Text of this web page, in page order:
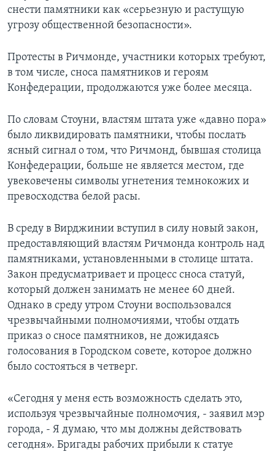
снести памятники как «серьезную и растущую
угрозу общественной безопасности».
Протесты в Ричмонде, участники которых требуют,
в том числе, сноса памятников и героям
Конфедерации, продолжаются уже более месяца.
По словам Стоуни, властям штата уже «давно пора»
было ликвидировать памятники, чтобы послать
ясный сигнал о том, что Ричмонд, бывшая столица
Конфедерации, больше не является местом, где
увековечены символы угнетения темнокожих и
превосходства белой расы.
В среду в Вирджинии вступил в силу новый закон,
предоставляющий властям Ричмонда контроль над
памятниками, установленными в столице штата.
Закон предусматривает и процесс сноса статуй,
который должен занимать не менее 60 дней.
Однако в среду утром Стоуни воспользовался
чрезвычайными полномочиями, чтобы отдать
приказ о сносе памятников, не дожидаясь
голосования в Городском совете, которое должно
было состояться в четверг.
«Сегодня у меня есть возможность сделать это,
используя чрезвычайные полномочия, - заявил мэр
города, - Я думаю, что мы должны действовать
сегодня». Бригады рабочих прибыли к статуе